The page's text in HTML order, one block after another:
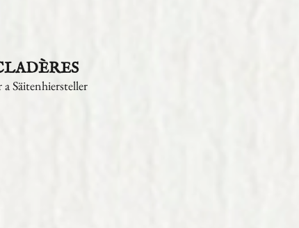
a Säitenhiersteller